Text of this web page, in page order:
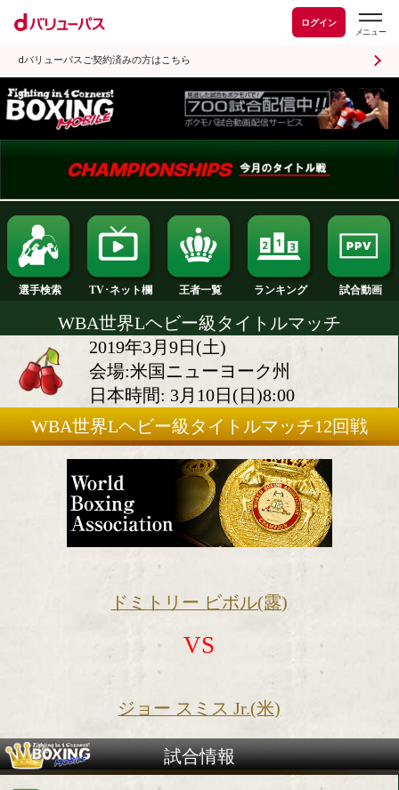
ログイン
dバリューパスご契約済みの方はこちら
選手検索 TV･ネット欄 王者一覧 ランキング
WBA世界Lヘビー級タイトルマッ
2019年3月9日(土)
会場:米国ニューヨーク州
日本時間: 3月10日(日)8:00
WBA世界Lヘビー級タイトルマッチ
ドミトリー ビボル(露)
VS